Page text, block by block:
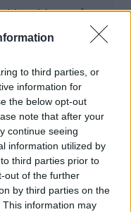
to third parties, or
information for
the below opt-out
note that after your
continue seeing
information utilized by
third parties prior to
out of the further
by third parties on the
This information may
Une Mercedes